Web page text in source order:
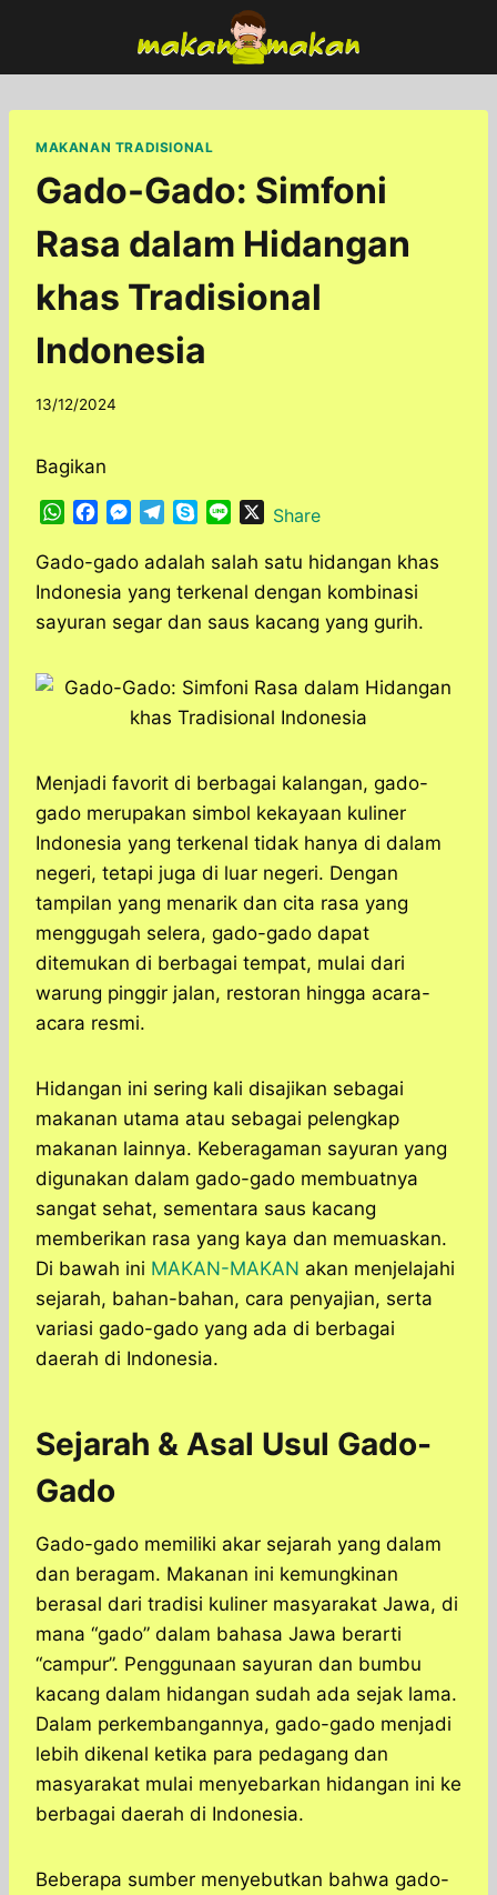
content
MAKANAN TRADISIONAL
Gado-Gado: Simfoni
Rasa dalam Hidangan
khas Tradisional
Indonesia
By
13/12/2024
Bagikan
W
a
t
A
p
c
e
o
k
M
s
s
e
n
e
r
l
e
g
r
m
y
p
n
e
XShare
Gado-gado adalah salah satu hidangan khas
Indonesia yang terkenal dengan kombinasi
sayuran segar dan saus kacang yang gurih.
Menjadi favorit di berbagai kalangan, gado-
gado merupakan simbol kekayaan kuliner
Indonesia yang terkenal tidak hanya di dalam
negeri, tetapi juga di luar negeri.​ Dengan
tampilan yang menarik dan cita rasa yang
menggugah selera, gado-gado dapat
ditemukan di berbagai tempat, mulai dari
warung pinggir jalan, restoran hingga acara-
acara resmi.
Hidangan ini sering kali disajikan sebagai
makanan utama atau sebagai pelengkap
makanan lainnya. Keberagaman sayuran yang
digunakan dalam gado-gado membuatnya
sangat sehat, sementara saus kacang
memberikan rasa yang kaya dan memuaskan.
Di bawah ini MAKAN-MAKAN akan menjelajahi
sejarah, bahan-bahan, cara penyajian, serta
variasi gado-gado yang ada di berbagai
daerah di Indonesia.
Sejarah & Asal Usul Gado-
Gado
Gado-gado memiliki akar sejarah yang dalam
dan beragam. Makanan ini kemungkinan
berasal dari tradisi kuliner masyarakat Jawa, di
mana “gado” dalam bahasa Jawa berarti
“campur”. Penggunaan sayuran dan bumbu
kacang dalam hidangan sudah ada sejak lama.
Dalam perkembangannya, gado-gado menjadi
lebih dikenal ketika para pedagang dan
masyarakat mulai menyebarkan hidangan ini ke
berbagai daerah di Indonesia.
Beberapa sumber menyebutkan bahwa gado-